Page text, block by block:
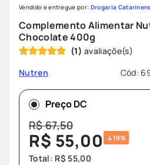
6º
tadalafila
7º
mounjaro
8º
ozivy
Complemento Alimentar
Chocolate 400g
(1)
Nutren
Cód:
Vendido e entregue por: Drogaria
Preço DC
R$67,50
R$ 55,00 19%
Total: R$ 55,00